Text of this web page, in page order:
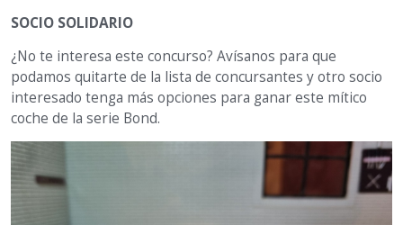
SOCIO SOLIDARIO
¿No te interesa este concurso? Avísanos para que
podamos quitarte de la lista de concursantes y otro socio
interesado tenga más opciones para ganar este mítico
coche de la serie Bond.